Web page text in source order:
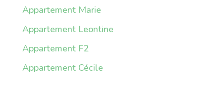
Appartement Marie
Appartement Leontine
Appartement F2
Appartement Cécile